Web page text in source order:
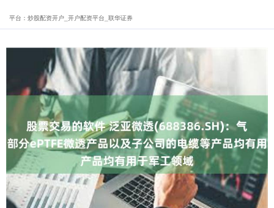
平台：炒股配资开户_开户配资平台_联华证券